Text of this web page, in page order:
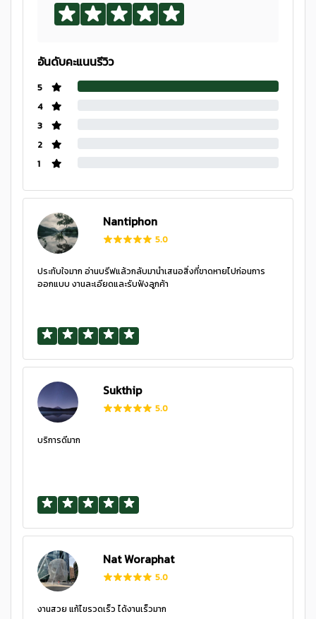
อันดับคะแนนรีวิว
5
4
3
2
1
Nantiphon
5.0
ประทับใจมาก อ่านบรีฟแล้วกลับมานำเสนอสิ่งที่ขาดหายไปก่อนการ
ออกแบบ งานละเอียดและรับฟังลูกค้า
Sukthip
5.0
บริการดีมาก
Nat Woraphat
5.0
งานสวย แก้ไขรวดเร็ว ได้งานเร็วมาก